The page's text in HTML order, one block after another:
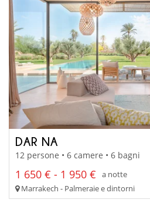
DAR NA
12 persone • 6 camere • 6 bagni
1 650 € - 1 950 €
a notte
Marrakech - Palmeraie e dintorni